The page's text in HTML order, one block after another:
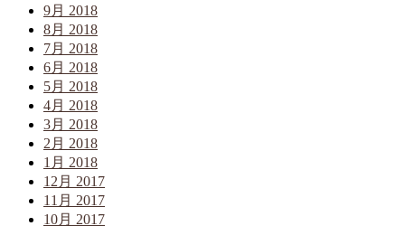
9月 2018
8月 2018
7月 2018
6月 2018
5月 2018
4月 2018
3月 2018
2月 2018
1月 2018
12月 2017
11月 2017
10月 2017